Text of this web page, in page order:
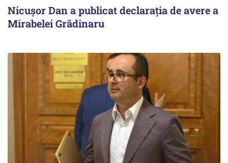
Nicuşor Dan a publicat declaraţia de avere a
Mirabelei Grădinaru